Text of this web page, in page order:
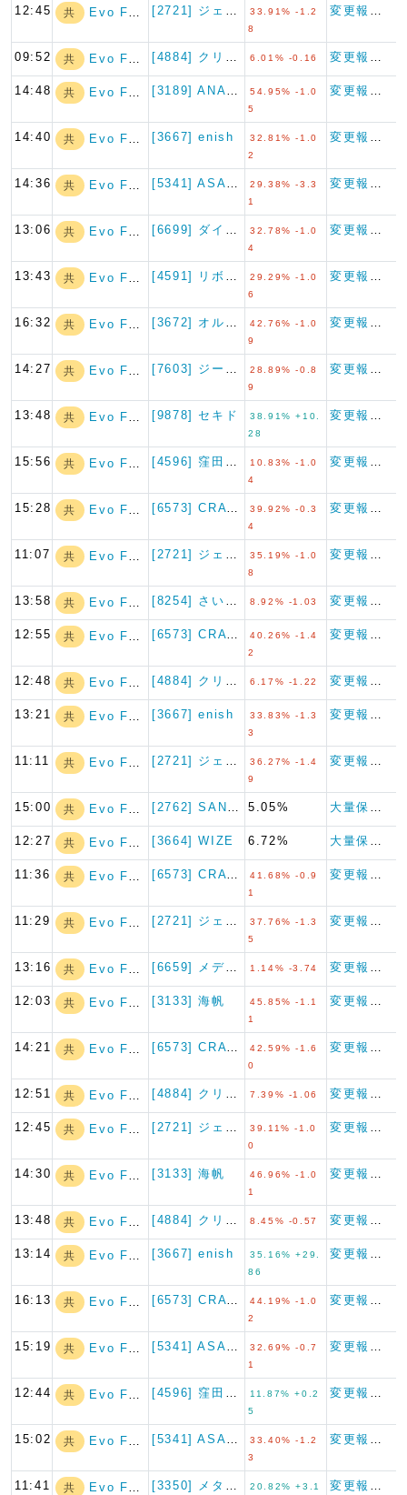
12:45 共 Evo Fund
33.91% -1.2
8
09:52 共 Evo Fund 6.01% -0.16
14:48 共 Evo Fund
54.95% -1.0
5
14:40 共 Evo Fund [3667] enish
32.81% -1.0
2
14:36 共 Evo Fund
29.38% -3.3
1
13:06 共 Evo Fund
32.78% -1.0
4
13:43 共 Evo Fund
29.29% -1.0
6
16:32 共 Evo Fund
42.76% -1.0
9
14:27 共 Evo Fund
28.89% -0.8
9
13:48 共 Evo Fund [9878] セキド
38.91% +10.
28
15:56 共 Evo Fund
10.83% -1.0
4
15:28 共 Evo Fund
39.92% -0.3
4
11:07 共 Evo Fund
35.19% -1.0
8
13:58 共 Evo Fund 8.92% -1.03
12:55 共 Evo Fund
40.26% -1.4
2
12:48 共 Evo Fund 6.17% -1.22
13:21 共 Evo Fund [3667] enish
33.83% -1.3
3
11:11 共 Evo Fund
36.27% -1.4
9
15:00 共 Evo Fund 5.05%
12:27 共 Evo Fund [3664] WIZE 6.72%
11:36 共 Evo Fund
41.68% -0.9
1
11:29 共 Evo Fund
37.76% -1.3
5
13:16 共 Evo Fund 1.14% -3.74
12:03 共 Evo Fund [3133] 海帆
45.85% -1.1
1
14:21 共 Evo Fund
42.59% -1.6
0
12:51 共 Evo Fund 7.39% -1.06
12:45 共 Evo Fund
39.11% -1.0
0
14:30 共 Evo Fund [3133] 海帆
46.96% -1.0
1
13:48 共 Evo Fund 8.45% -0.57
13:14 共 Evo Fund [3667] enish
35.16% +29.
86
16:13 共 Evo Fund
44.19% -1.0
2
15:19 共 Evo Fund
32.69% -0.7
1
12:44 共 Evo Fund
11.87% +0.2
5
15:02 共 Evo Fund
33.40% -1.2
3
11:41 共 Evo Fund
20.82% +3.1